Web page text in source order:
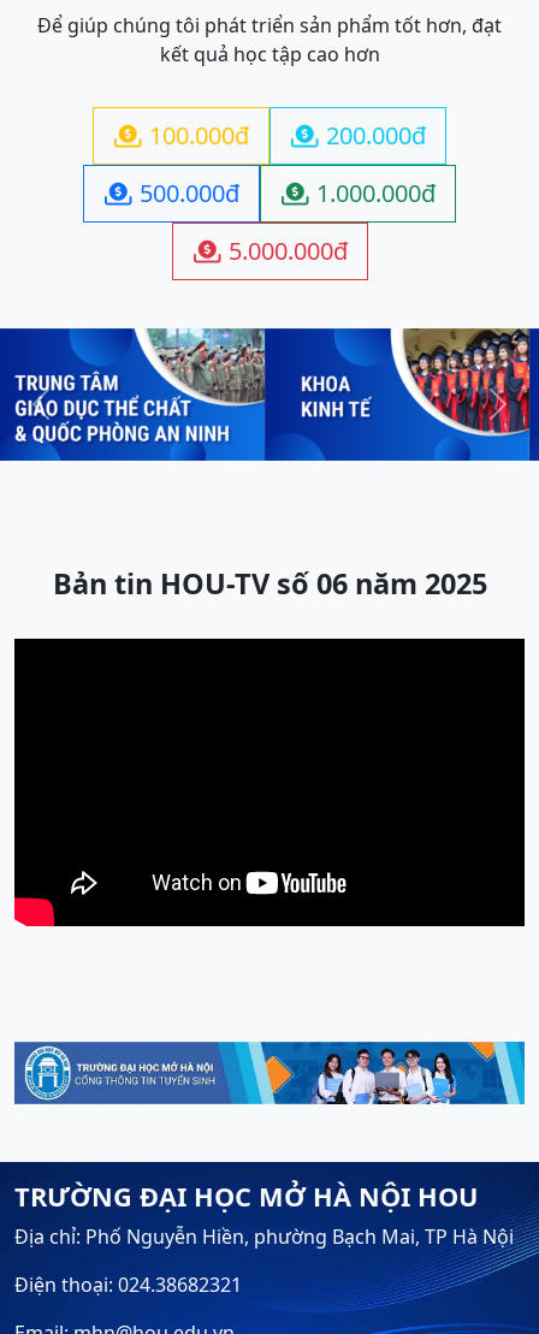
Để giúp chúng tôi phát triển sản phẩm tốt hơn, đạt
kết quả học tập cao hơn
 100.000đ  200.000đ
 500.000đ  1.000.000đ
 5.000.000đ
Previous Next
Bản tin HOU-TV số 06 năm 2025
TRƯỜNG ĐẠI HỌC MỞ HÀ NỘI HOU
Địa chỉ: Phố Nguyễn Hiền, phường Bạch Mai, TP Hà Nội
Điện thoại: 024.38682321